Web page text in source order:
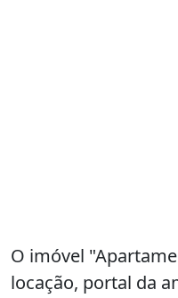
O imóvel
locação, portal da